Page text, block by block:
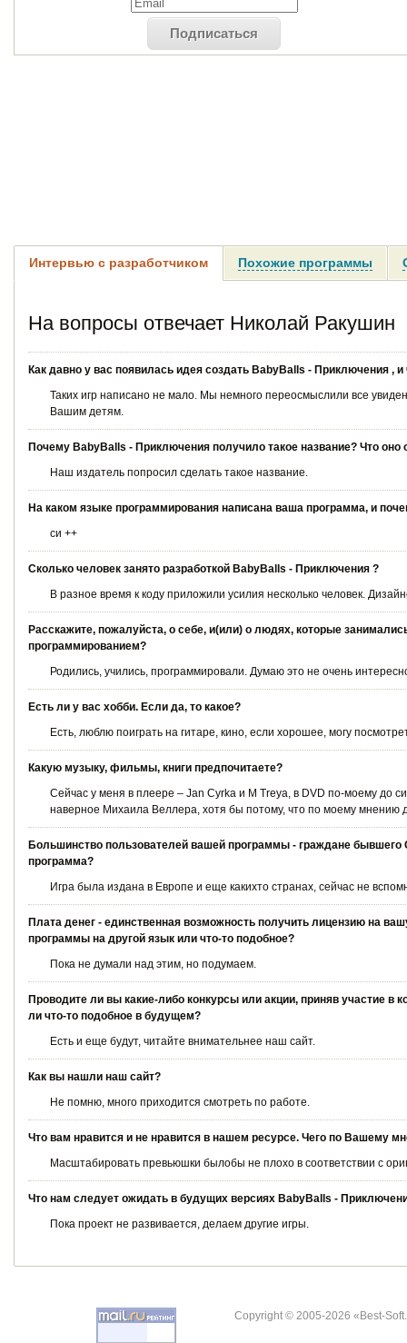
Подписаться
Интервью с разработчиком Похожие программы
На вопросы отвечает Николай Ракушин
Как давно у вас появилась идея создать BabyBalls - Приключения ,
Таких игр написано не мало. Мы немного переосмыслили все
Вашим детям.
Почему BabyBalls - Приключения получило такое название? Что оно
Наш издатель попросил сделать такое название.
На каком языке программирования написана ваша программа, и
си ++
Сколько человек занято разработкой BabyBalls - Приключения ?
В разное время к коду приложили усилия несколько человек.
Расскажите, пожалуйста, о себе, и(или) о людях, которые
программированием?
Родились, учились, программировали. Думаю это не очень
Есть ли у вас хобби. Если да, то какое?
Есть, люблю поиграть на гитаре, кино, если хорошее, могу
Какую музыку, фильмы, книги предпочитаете?
Сейчас у меня в плеере – Jan Cyrka и M Treya, в DVD по-моему до
наверное Михаила Веллера, хотя бы потому, что по моему мнению
Большинство пользователей вашей программы - граждане
программа?
Игра была издана в Европе и еще какихто странах, сейчас не
Плата денег - единственная возможность получить лицензию на
программы на другой язык или что-то подобное?
Пока не думали над этим, но подумаем.
Проводите ли вы какие-либо конкурсы или акции, приняв участие в
ли что-то подобное в будущем?
Есть и еще будут, читайте внимательнее наш сайт.
Как вы нашли наш сайт?
Не помню, много приходится смотреть по работе.
Что вам нравится и не нравится в нашем ресурсе. Чего по Вашему
Масштабировать превьюшки былобы не плохо в соответствии с
Что нам следует ожидать в будущих версиях BabyBalls -
Пока проект не развивается, делаем другие игры.
Copyright © 2005-2026 «Best-